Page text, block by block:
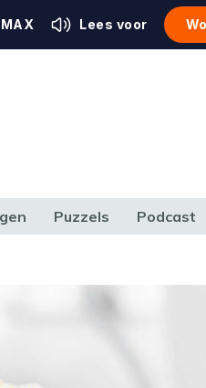
Lees voor
Puzzels Podcast